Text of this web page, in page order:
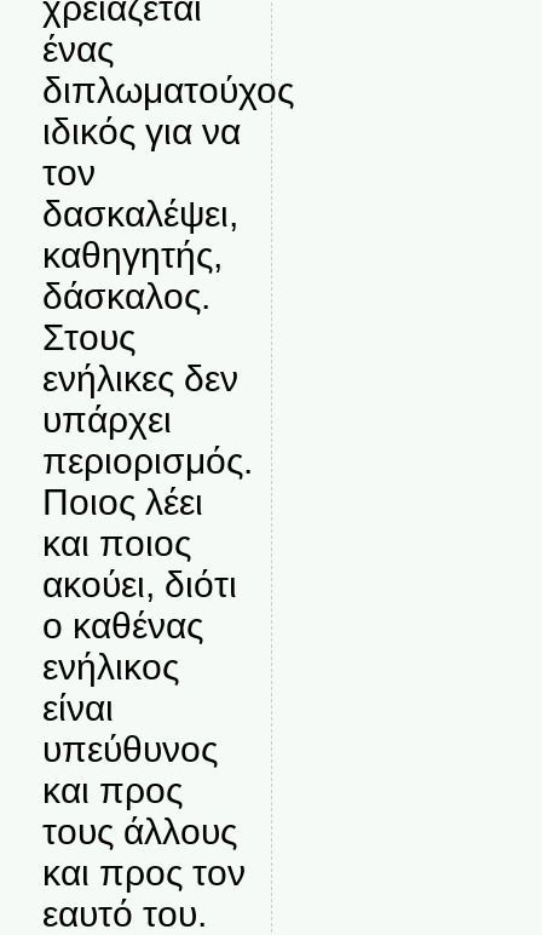
ένας
διπλωματούχος
ιδικός για να
τον
δασκαλέψει,
καθηγητής,
δάσκαλος.
Στους
ενήλικες δεν
υπάρχει
περιορισμός.
Ποιος λέει
και ποιος
ακούει, διότι
ο καθένας
ενήλικος
είναι
υπεύθυνος
και προς
τους άλλους
και προς τον
εαυτό του.